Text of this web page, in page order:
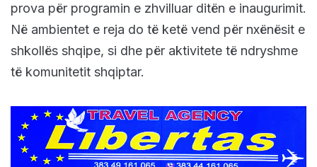
prova për programin e zhvilluar ditën e inaugurimit.
Në ambientet e reja do të ketë vend për nxënësit e
shkollës shqipe, si dhe për aktivitete të ndryshme
të komunitetit shqiptar.